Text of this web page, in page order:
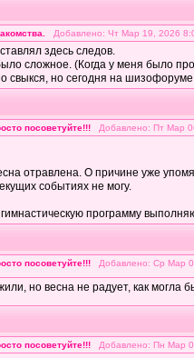
Добавлено: Чт Мар 19, 2026
здесь следов.
сложное. (Когда у меня было
свыкся, но сегодня на
посоветуйте!!! Добавлено: Пт Мар
отравлена. О причине уже
событиях не могу.
программу
посоветуйте!!! Добавлено: Ср Мар
но весна не радует, как могла
посоветуйте!!! Добавлено: Пн Мар